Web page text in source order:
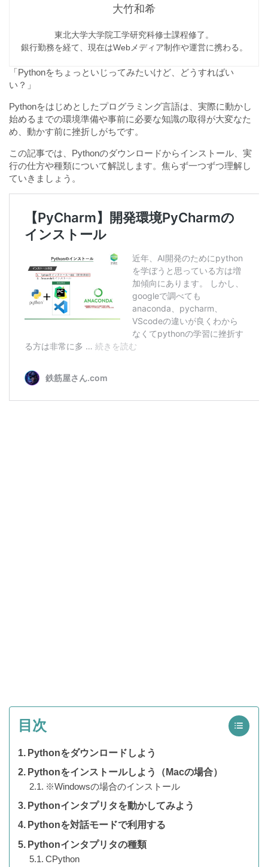
大竹和希
東北大学大学院工学研究科修士課程修了。
銀行勤務を経て、現在はWebメディア制作や運営に携わる。
「Pythonをちょっといじってみたいけど、どうすればい
い？」
Pythonをはじめとしたプログラミング言語は、実際に動かし
始めるまでの環境準備や事前に必要な知識の取得が大変なた
め、動かす前に挫折しがちです。
この記事では、Pythonのダウンロードからインストール、実
行の仕方や種類について解説します。焦らず一つずつ理解し
ていきましょう。
目次
Pythonをダウンロードしよう
Pythonをインストールしよう（Macの場合）
※Windowsの場合のインストール
Pythonインタプリタを動かしてみよう
Pythonを対話モードで利用する
Pythonインタプリタの種類
CPython